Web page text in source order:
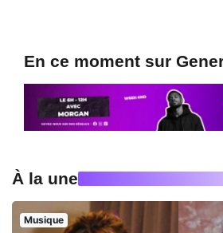
En ce moment sur
À la une
Musique